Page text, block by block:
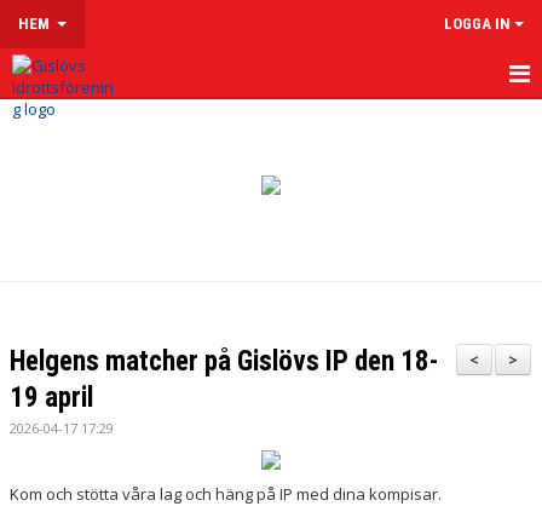
HEM LOGGA IN
HEM
KALENDER
KLUBBSHOP
MENTAL HÄLSA
>
<
Helgens matcher på Gislövs IP den 18-
19 april
2026-04-17 17:29
Kom och stötta våra lag och häng på IP med dina kompisar.